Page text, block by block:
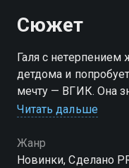
Сюжет
Галя с нетерпением
детдома и
мечту — ВГИК. Она
мажором Ромой. Он
когда Галя
не придумывает
Читать дальше
Жанр
Новинки, Сделано